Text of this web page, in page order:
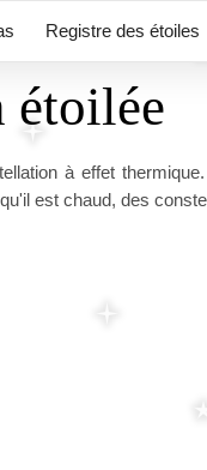
Registre des étoiles
étoilée
à effet
est chaud, des